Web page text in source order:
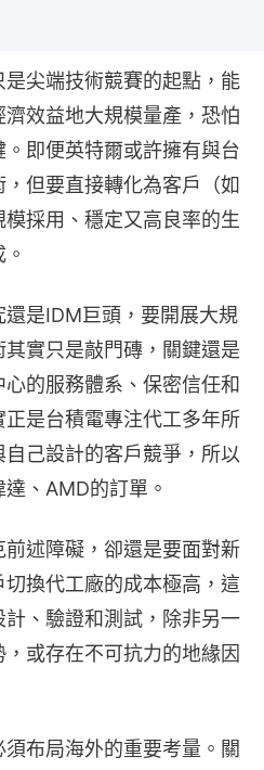
尖端技術競賽的起點，能
效益地大規模量產，恐怕
即便英特爾或許擁有與台
但要直接轉化為客戶（如
採用、穩定又高良率的生
是IDM巨頭，要開展大規
實只是敲門磚，關鍵還是
的服務體系、保密信任和
是台積電專注代工多年所
己設計的客戶競爭，所以
、AMD的訂單。
述障礙，卻還是要面對新
換代工廠的成本極高，這
、驗證和測試，除非另一
或存在不可抗力的地緣因
布局海外的重要考量。關